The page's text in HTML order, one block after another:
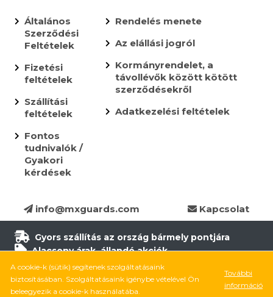
Általános
Szerződési
Feltételek
Fizetési
feltételek
Szállítási
feltételek
Fontos
tudnivalók /
Gyakori
kérdések
Rendelés menete
Az elállási jogról
Kormányrendelet, a
távollévők között kötött
szerződésekről
Adatkezelési feltételek
info@mxguards.com Kapcsolat
Gyors szállítás az ország bármely pontjára
Alacsony árak, állandó akciók
Több, mint 10.000 termék
6.500 termék raktáron
8.000 elégedett ügyfél
A cookie-k (sütik) segítenek szolgáltatásaink
biztosításában. Szolgáltatásaink igénybe vételével Ön
beleegyezik a cookie-k használatába.
További
információ